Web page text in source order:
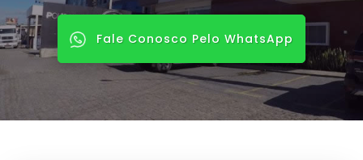
Fale Conosco Pelo WhatsApp